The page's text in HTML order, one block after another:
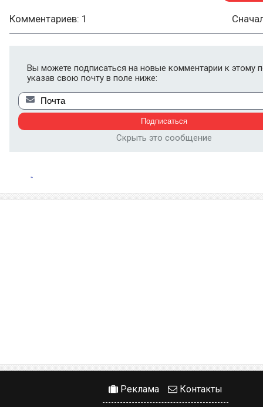
Комментариев: 1
Вы можете подписаться на новые комментарии к этому
указав свою почту в поле ниже:
Скрыть это сообщение
Реклама Контакты